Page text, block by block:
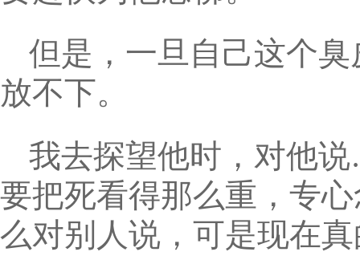
但是，一旦自己这个
放不下。
我去探望他时，对他
要把死看得那么重，专
么对别人说，可是现在